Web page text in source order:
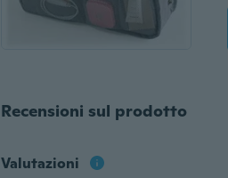
Recensioni sul prodotto
Valutazioni